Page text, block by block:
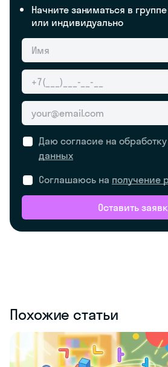
Начните заниматься в группе
или индивидуально
Даю согласие на обработку
данных
Соглашаюсь на получение
Оставить
Похожие статьи